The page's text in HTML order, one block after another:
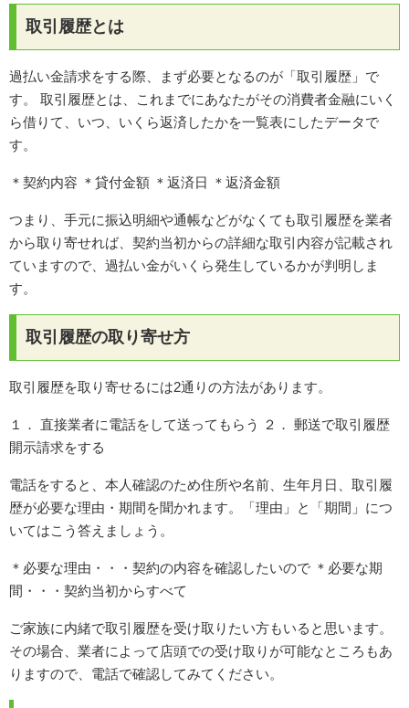
取引履歴とは
過払い金請求をする際、まず必要となるのが「取引履歴」で
す。 取引履歴とは、これまでにあなたがその消費者金融にいく
ら借りて、いつ、いくら返済したかを一覧表にしたデータで
す。
＊契約内容 ＊貸付金額 ＊返済日 ＊返済金額
つまり、手元に振込明細や通帳などがなくても取引履歴を業者
から取り寄せれば、契約当初からの詳細な取引内容が記載され
ていますので、過払い金がいくら発生しているかが判明しま
す。
取引履歴の取り寄せ方
取引履歴を取り寄せるには2通りの方法があります。
１． 直接業者に電話をして送ってもらう ２． 郵送で取引履歴
開示請求をする
電話をすると、本人確認のため住所や名前、生年月日、取引履
歴が必要な理由・期間を聞かれます。「理由」と「期間」につ
いてはこう答えましょう。
＊必要な理由・・・契約の内容を確認したいので ＊必要な期
間・・・契約当初からすべて
ご家族に内緒で取引履歴を受け取りたい方もいると思います。
その場合、業者によって店頭での受け取りが可能なところもあ
りますので、電話で確認してみてください。